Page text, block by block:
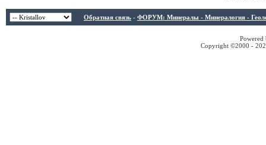
Обратная связь - ФОРУМ: Минералы - Минералогия -
Copyright ©2000 -